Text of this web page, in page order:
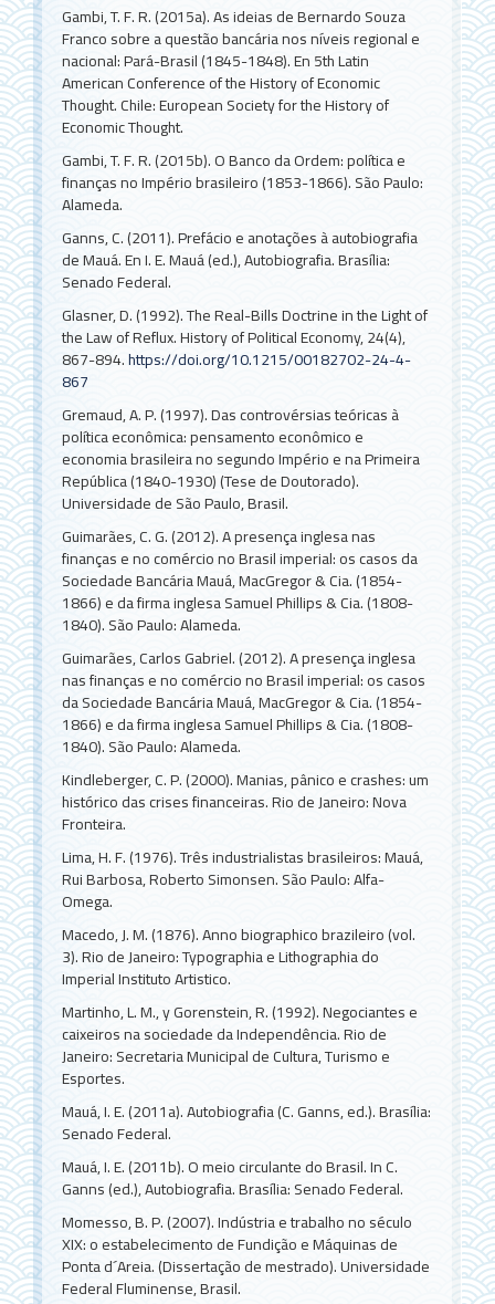
Gambi, T. F. R. (2015a). As ideias de Bernardo Souza
Franco sobre a questão bancária nos níveis regional e
nacional: Pará-Brasil (1845-1848). En 5th Latin
American Conference of the History of Economic
Thought. Chile: European Society for the History of
Economic Thought.
Gambi, T. F. R. (2015b). O Banco da Ordem: política e
finanças no Império brasileiro (1853-1866). São Paulo:
Alameda.
Ganns, C. (2011). Prefácio e anotações à autobiografia
de Mauá. En I. E. Mauá (ed.), Autobiografia. Brasília:
Senado Federal.
Glasner, D. (1992). The Real-Bills Doctrine in the Light of
the Law of Reflux. History of Political Economy, 24(4),
867-894.https://doi.org/10.1215/00182702-24-4-
867
Gremaud, A. P. (1997). Das controvérsias teóricas à
política econômica: pensamento econômico e
economia brasileira no segundo Império e na Primeira
República (1840-1930) (Tese de Doutorado).
Universidade de São Paulo, Brasil.
Guimarães, C. G. (2012). A presença inglesa nas
finanças e no comércio no Brasil imperial: os casos da
Sociedade Bancária Mauá, MacGregor & Cia. (1854-
1866) e da firma inglesa Samuel Phillips & Cia. (1808-
1840). São Paulo: Alameda.
Guimarães, Carlos Gabriel. (2012). A presença inglesa
nas finanças e no comércio no Brasil imperial: os casos
da Sociedade Bancária Mauá, MacGregor & Cia. (1854-
1866) e da firma inglesa Samuel Phillips & Cia. (1808-
1840). São Paulo: Alameda.
Kindleberger, C. P. (2000). Manias, pânico e crashes: um
histórico das crises financeiras. Rio de Janeiro: Nova
Fronteira.
Lima, H. F. (1976). Três industrialistas brasileiros: Mauá,
Rui Barbosa, Roberto Simonsen. São Paulo: Alfa-
Omega.
Macedo, J. M. (1876). Anno biographico brazileiro (vol.
3). Rio de Janeiro: Typographia e Lithographia do
Imperial Instituto Artistico.
Martinho, L. M., y Gorenstein, R. (1992). Negociantes e
caixeiros na sociedade da Independência. Rio de
Janeiro: Secretaria Municipal de Cultura, Turismo e
Esportes.
Mauá, I. E. (2011a). Autobiografia (C. Ganns, ed.). Brasília:
Senado Federal.
Mauá, I. E. (2011b). O meio circulante do Brasil. In C.
Ganns (ed.), Autobiografia. Brasília: Senado Federal.
Momesso, B. P. (2007). Indústria e trabalho no século
XIX: o estabelecimento de Fundição e Máquinas de
Ponta d´Areia. (Dissertação de mestrado). Universidade
Federal Fluminense, Brasil.